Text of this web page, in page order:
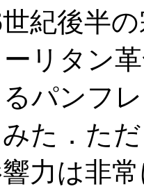
紀後半
リタン
パンフ
た．た
力は非